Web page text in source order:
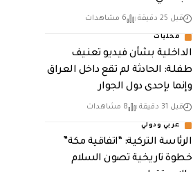
قبل 25 دقيقة 6 مشاهدات
محليات
الداخلية بشأن فيديو تعنيف
طفلة: الحادثة لم تقع داخل العراق
وإنما بإحدى دول الجوار
قبل 31 دقيقة 8 مشاهدات
عربي ودولي
الرئاسة التركية: “اتفاقية مكة”
خطوة تاريخية تصون السلام